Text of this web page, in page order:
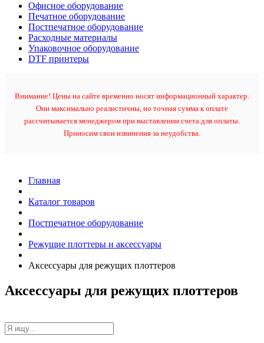
Офисное оборудование
Печатное оборудование
Постпечатное оборудование
Расходные материалы
Упаковочное оборудование
DTF принтеры
Внимание! Цены на сайте временно носят информационный характер.
Они максимально реалистичны, но точная сумма к оплате
рассчитывается менеджером при выставлении счета для оплаты.
Приносим свои извинения за неудобства.
Главная
Каталог товаров
Постпечатное оборудование
Режущие плоттеры и аксессуары
Аксессуары для режущих плоттеров
Аксессуары для режущих плоттеров